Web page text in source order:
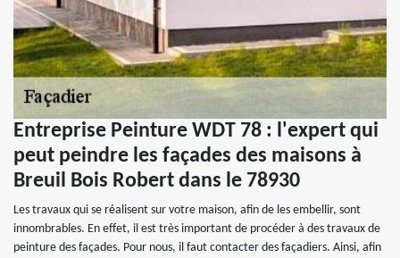
Entreprise Peinture WDT 78 : l'expert qui
peut peindre les façades des maisons à
Breuil Bois Robert dans le 78930
Les travaux qui se réalisent sur votre maison, afin de les embellir, sont
innombrables. En effet, il est très important de procéder à des travaux de
peinture des façades. Pour nous, il faut contacter des façadiers. Ainsi, afin